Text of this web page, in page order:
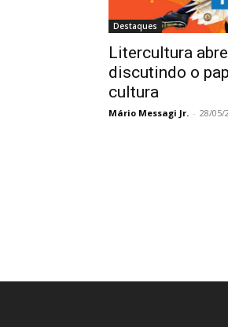
Destaques
Litercultura
discutindo o
cultura
Mário Messagi Jr. - 28/05/